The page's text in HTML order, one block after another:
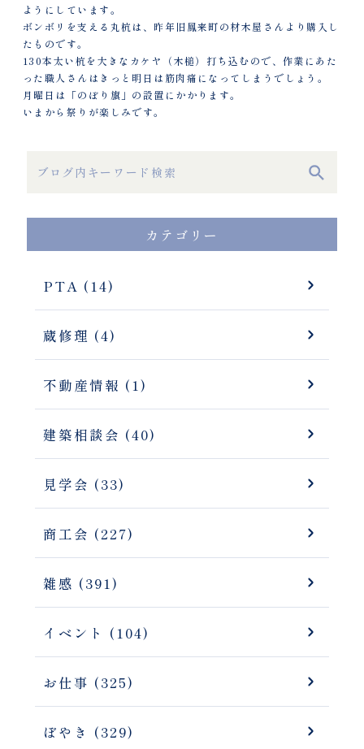
ようにしています。
ボンボリを支える丸杭は、昨年旧鳳来町の材木屋さんより購入し
たものです。
130本太い杭を大きなカケヤ（木槌）打ち込むので、作業にあた
った職人さんはきっと明日は筋肉痛になってしまうでしょう。
月曜日は「のぼり旗」の設置にかかります。
いまから祭りが楽しみです。
カテゴリー
PTA (14)
蔵修理 (4)
不動産情報 (1)
建築相談会 (40)
見学会 (33)
商工会 (227)
雑感 (391)
イベント (104)
お仕事 (325)
ぼやき (329)